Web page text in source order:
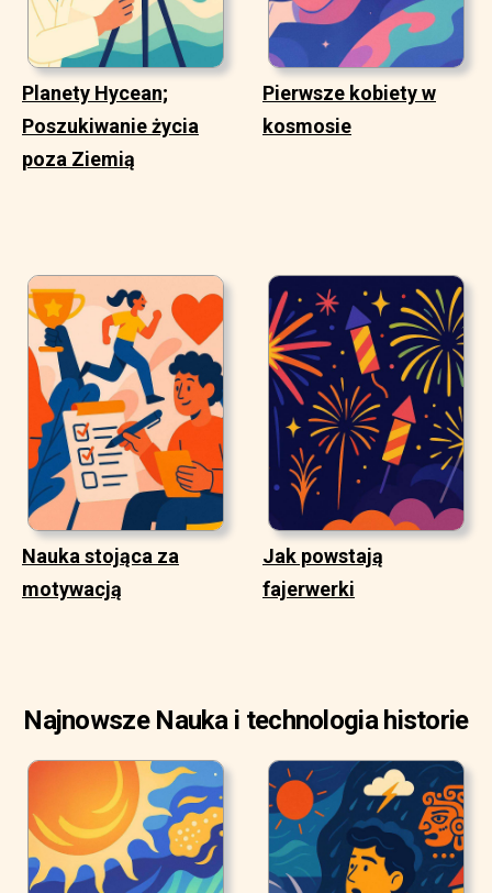
Planety Hycean;
Poszukiwanie życia
poza Ziemią
Pierwsze kobiety w
kosmosie
Nauka stojąca za
motywacją
Jak powstają
fajerwerki
Najnowsze Nauka i technologia historie